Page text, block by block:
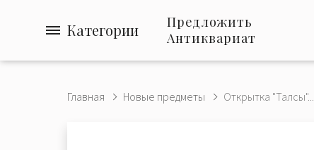
Категории
Предложить
Антиквариат
Главная Новые предметы Открытка "Талсы"...